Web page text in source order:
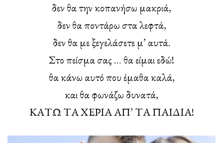
δεν θα την κοπανήσω μακριά,
δεν θα ποντάρω στα λεφτά,
δεν θα με ξεγελάσετε μ’ αυτά.
Στο πείσμα σας … θα είμαι εδώ!
θα κάνω αυτό που έμαθα καλά,
και θα φωνάζω δυνατά,
ΚΑΤΩ ΤΑ ΧΕΡΙΑ ΑΠ’ ΤΑ ΠΑΙΔΙΑ!